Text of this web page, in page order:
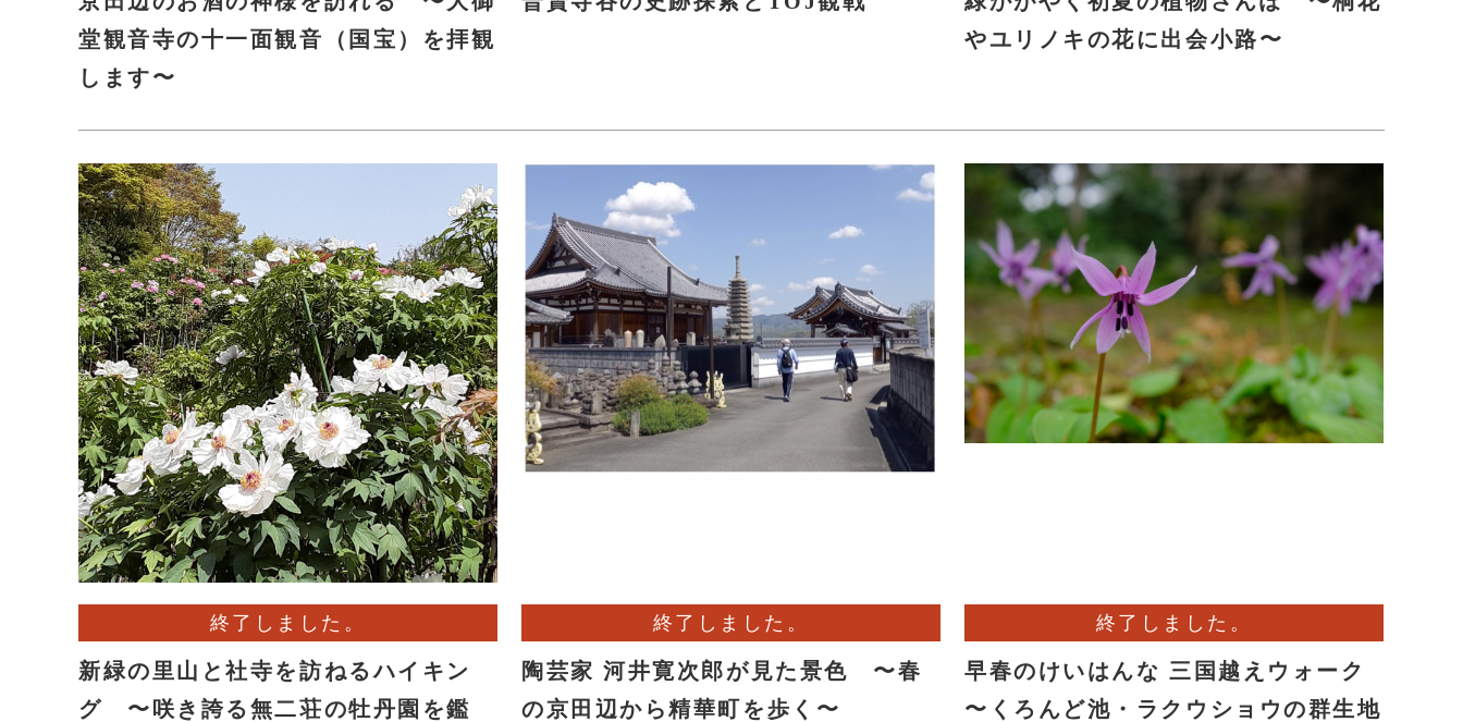
堂観音寺の十一面観音（国宝）を拝観
します〜
やユリノキの花に出会小路〜
終了しました。
新緑の里山と社寺を訪ねるハイキン
グ 〜咲き誇る無二荘の牡丹園を鑑
終了しました。
陶芸家 河井寛次郎が見た景色 〜春
の京田辺から精華町を歩く〜
終了しました。
早春のけいはんな 三国越えウォーク
〜くろんど池・ラクウショウの群生地